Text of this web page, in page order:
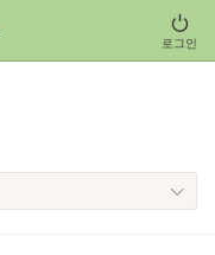
로그인